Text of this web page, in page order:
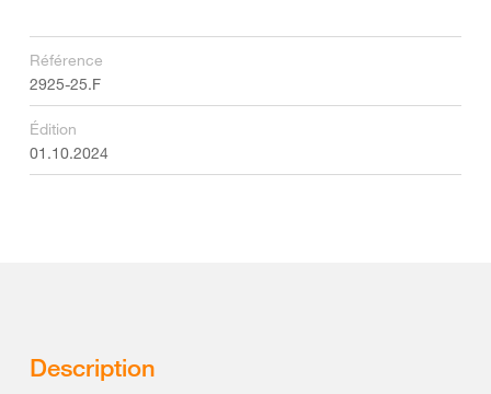
Référence
2925-25.F
Édition
01.10.2024
Description